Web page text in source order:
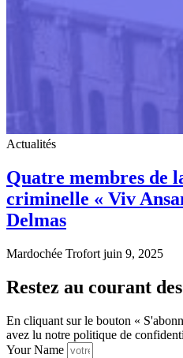
Actualités
Quatre membres de
criminelle « Viv
Delmas
Mardochée Trofort juin 9, 2025
Restez au courant
En cliquant sur le bouton «
avez lu notre politique de
Your Name